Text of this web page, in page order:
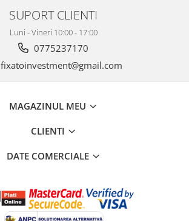
SUPORT CLIENTI
Luni - Vineri 10:00 - 17:00
0775237170
fixatoinvestment@gmail.com
MAGAZINUL MEU
CLIENTI
DATE COMERCIALE